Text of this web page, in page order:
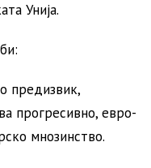
Унија.
предизвик,
прогресивно, евро-
мнозинство.